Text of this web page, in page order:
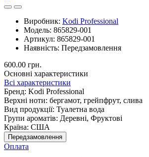
Виробник: Kodi Professional
Модель: 865829-001
Артикул: 865829-001
Наявність: Передзамовлення
600.00 грн.
Основні характеристики
Всі характеристики
Бренд: Kodi Professional
Верхні ноти: бергамот, грейпфрут, слива
Вид продукції: Туалетна вода
Групи ароматів: Деревні, Фруктові
Країна: США
Передзамовлення
Оплата